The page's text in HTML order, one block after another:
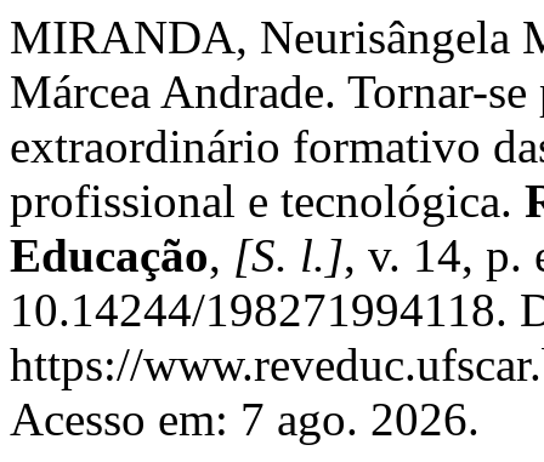
MIRANDA, Neurisângela
Márcea Andrade. Tornar-
extraordinário formativo
profissional e tecnológica.
Educação, [S. l.], v. 14, p.
10.14244/198271994118.
https://
Acesso em: 7 ago. 2026.